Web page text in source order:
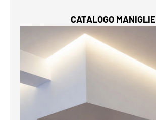
CATALOGO MANIGLIE